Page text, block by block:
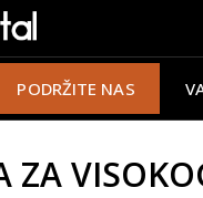
PODRŽITE NAS